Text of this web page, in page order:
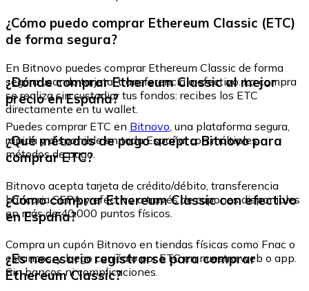
¿Cómo puedo comprar Ethereum Classic (ETC)
de forma segura?
En Bitnovo puedes comprar Ethereum Classic de forma
segura usando tarjeta, transferencia o efectivo. La compra
se realiza sin custodiar tus fondos: recibes los ETC
directamente en tu wallet.
¿Dónde comprar Ethereum Classic al mejor
precio en España?
Puedes comprar ETC en Bitnovo, una plataforma segura,
rápida y disponible en toda España, con múltiples
métodos de pago.
¿Qué métodos de pago acepta Bitnovo para
comprar ETC?
Bitnovo acepta tarjeta de crédito/débito, transferencia
bancaria SEPA y efectivo a través de cupones disponibles
en más de 40.000 puntos físicos.
¿Cómo comprar Ethereum Classic con efectivo
en España?
Compra un cupón Bitnovo en tiendas físicas como Fnac o
estancos, y luego canjéalo por ETC en nuestra web o app.
Sin bancos ni complicaciones.
¿Es necesario registrarse para comprar
Ethereum Classic?